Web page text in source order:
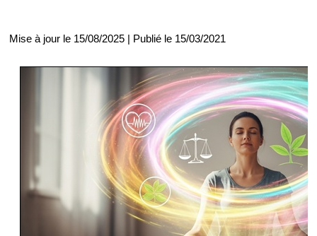
Mise à jour le 15/08/2025 | Publié le 15/03/2021